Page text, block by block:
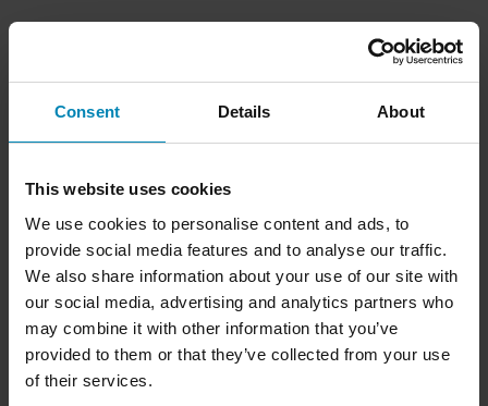
Consent Details About
This website uses cookies
We use cookies to personalise content and ads, to
provide social media features and to analyse our traffic.
We also share information about your use of our site with
our social media, advertising and analytics partners who
may combine it with other information that you’ve
provided to them or that they’ve collected from your use
of their services.